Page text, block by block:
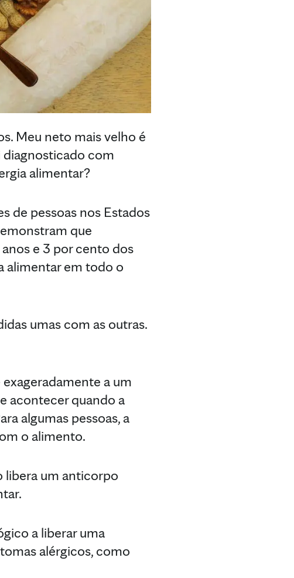
Meu neto mais velho é
com
alimentar?
de pessoas nos Estados
que
e 3 por cento dos
alimentar em todo o
umas com as outras.
a um
acontecer quando a
algumas pessoas, a
o alimento.
libera um anticorpo
a liberar uma
alérgicos, como